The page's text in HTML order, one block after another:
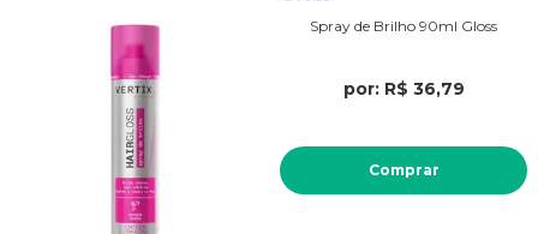
Spray de Brilho 90ml Gloss
por: R$ 36,79
Comprar